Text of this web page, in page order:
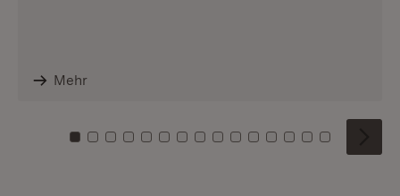
Mehr
Zu Kachel: 0
Zu Kachel: 1
Zu Kachel: 2
Zu Kachel: 3
Zu Kachel: 4
Zu Kachel: 5
Zu Kachel: 6
Zu Kachel: 7
Zu Kachel: 8
Zu Kachel: 9
Zu Kachel: 10
Zu Kachel: 11
Zu Kachel: 12
Zu Kachel:
Zu